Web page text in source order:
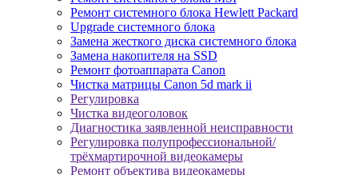
Ремонт системного блока Hewlett Packard
Upgrade системного блока
Замена жесткого диска системного блока
Замена накопителя на SSD
Ремонт фотоаппарата Canon
Чистка матрицы Canon 5d mark ii
Регулировка
Чистка видеоголовок
Диагностика заявленной неисправности
Регулировка полупрофессиональной/
трёхмартирочной видеокамеры
Ремонт объектива видеокамеры